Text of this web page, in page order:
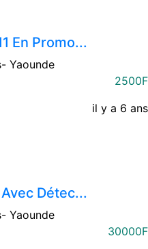
En Promo...
Yaounde
2500F
il y a 6 ans
Détec...
Yaounde
30000F